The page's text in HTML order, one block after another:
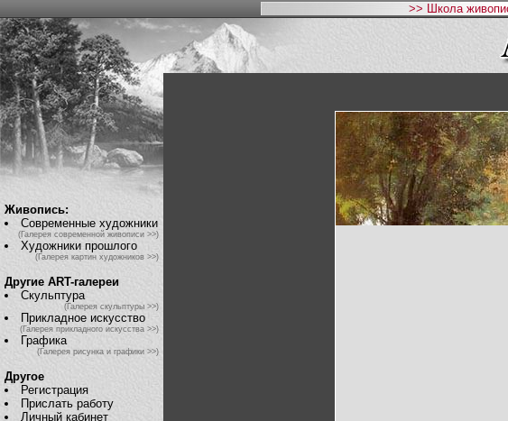
>> Школа
Живопись:
Современные художники
(Галерея современной живописи >>)
Художники прошлого
(Галерея картин художников >>)
Другие ART-галереи
Скульптура
(Галерея скульптуры >>)
Прикладное искусство
(Галерея прикладного искусства >>)
Графика
(Галерея рисунка и графики >>)
Другое
Регистрация
Прислать работу
Личный кабинет